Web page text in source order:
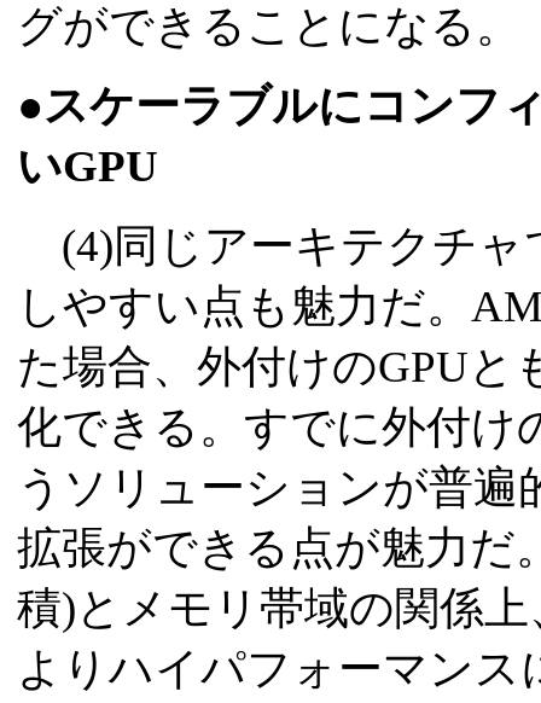
グができることになる。
●スケーラブルにコンフ
いGPU
(4)同じアーキテクチャ
しやすい点も魅力だ。
た場合、外付けのGPU
化できる。すでに外付け
うソリューションが普
拡張ができる点が魅力だ
積)とメモリ帯域の関係
よりハイパフォーマン